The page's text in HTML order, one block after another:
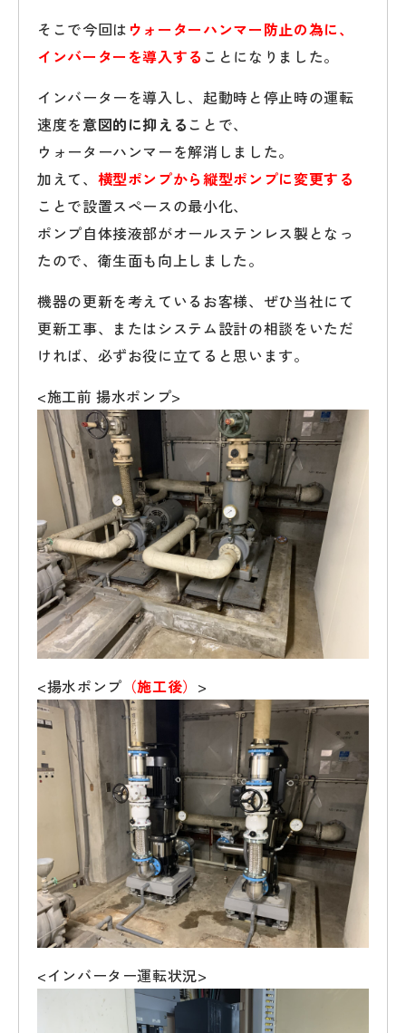
そこで今回は ウォーターハンマー防止の為に、
インバーターを導入する ことになりました。
インバーターを導入し、起動時と停止時の運転
速度を意図的に抑える ことで、
ウォーターハンマーを解消しました。
加えて、 横型ポンプから縦型ポンプに変更する
ことで設置スペースの最小化、
ポンプ自体接液部がオールステンレス製となっ
たので、衛生面も向上しました。
機器の更新を考えているお客様、ぜひ当社にて
更新工事、またはシステム設計の相談をいただ
ければ、必ずお役に立てると思います。
<施工前 揚水ポンプ>
<揚水ポンプ （施工後） >
<インバーター運転状況>